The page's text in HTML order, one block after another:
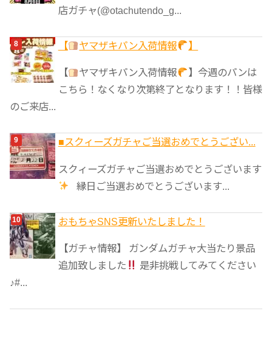
店ガチャ(@otachutendo_g...
【 ヤマザキパン入荷情報 】
【 ヤマザキパン入荷情報
】今週のパンは
こちら！なくなり次第終了となります！！皆様
のご来店...
■スクィーズガチャご当選おめでとうござい...
スクィーズガチャご当選おめでとうございます
縁日ご当選おめでとうございます...
おもちゃSNS更新いたしました！
【ガチャ情報】 ガンダムガチャ大当たり景品
追加致しました
是非挑戦してみてください
♪#...